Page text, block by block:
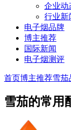
企业动
行业新
电子烟品牌
博主推荐
国际新闻
电子烟测评
首页博主推荐雪茄
雪茄的常用